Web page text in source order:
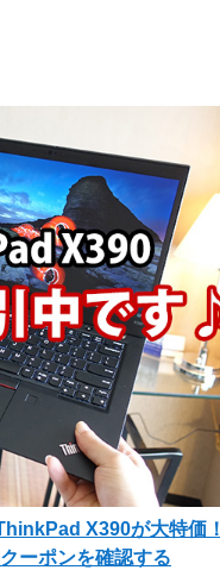
X390が大特価！
ーポンを確認する